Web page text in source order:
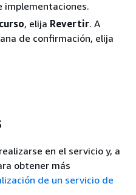
implementaciones.
, elija Revertir. A
de confirmación, elija
en el servicio y, a
obtener más
de un servicio de